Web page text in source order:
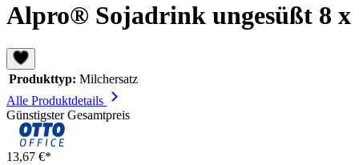
Alpro® Sojadrink ungesüßt 8 x
Produkttyp: Milchersatz
Alle Produktdetails
Günstigster Gesamtpreis
13,67 €*